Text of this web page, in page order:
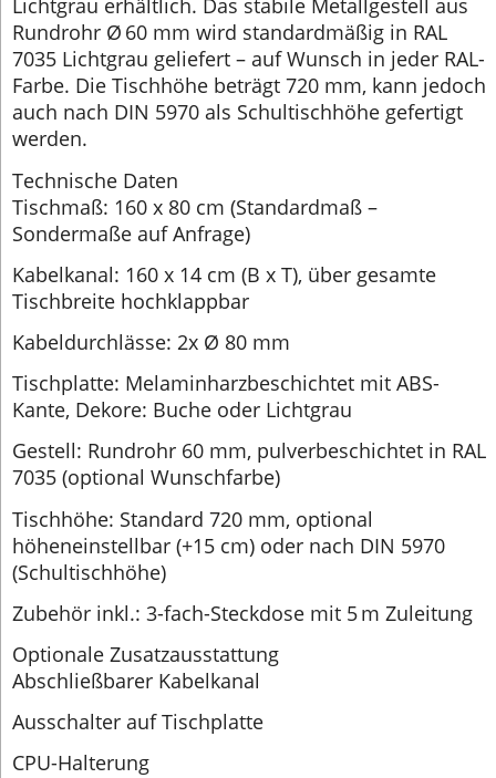
Lichtgrau erhältlich. Das stabile Metallgestell aus
Rundrohr Ø 60 mm wird standardmäßig in RAL
7035 Lichtgrau geliefert – auf Wunsch in jeder RAL-
Farbe. Die Tischhöhe beträgt 720 mm, kann jedoch
auch nach DIN 5970 als Schultischhöhe gefertigt
werden.
Technische Daten
Tischmaß: 160 x 80 cm (Standardmaß –
Sondermaße auf Anfrage)
Kabelkanal: 160 x 14 cm (B x T), über gesamte
Tischbreite hochklappbar
Kabeldurchlässe: 2x Ø 80 mm
Tischplatte: Melaminharzbeschichtet mit ABS-
Kante, Dekore: Buche oder Lichtgrau
Gestell: Rundrohr 60 mm, pulverbeschichtet in RAL
7035 (optional Wunschfarbe)
Tischhöhe: Standard 720 mm, optional
höheneinstellbar (+15 cm) oder nach DIN 5970
(Schultischhöhe)
Zubehör inkl.: 3-fach-Steckdose mit 5 m Zuleitung
Optionale Zusatzausstattung
Abschließbarer Kabelkanal
Ausschalter auf Tischplatte
CPU-Halterung